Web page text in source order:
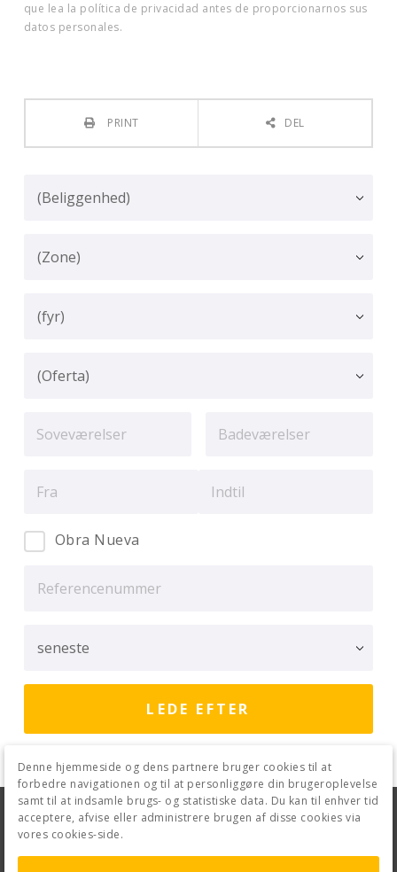
que lea la política de privacidad antes de proporcionarnos sus
datos personales.
PRINT DEL
Obra Nueva
Juridisk Advarsel Fortrolighedspolitik
Cookiepolitik Kontakt
Denne hjemmeside og dens partnere bruger cookies til at
forbedre navigationen og til at personliggøre din brugeroplevelse
samt til at indsamle brugs- og statistiske data. Du kan til enhver tid
acceptere, afvise eller administrere brugen af disse cookies via
vores cookies-side.